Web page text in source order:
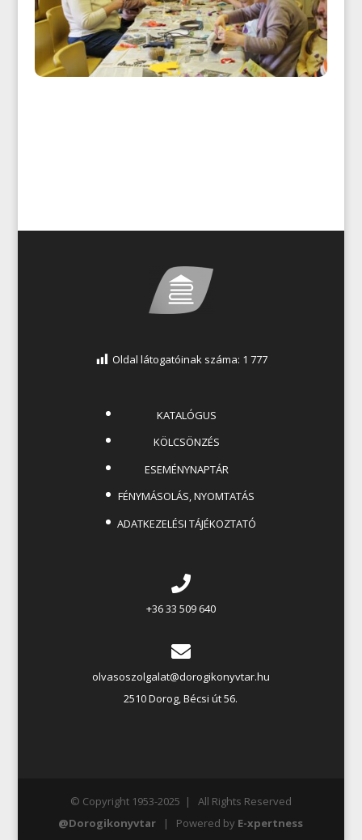
Oldal látogatóinak száma: 1 777
KATALÓGUS
KÖLCSÖNZÉS
ESEMÉNYNAPTÁR
FÉNYMÁSOLÁS, NYOMTATÁS
ADATKEZELÉSI TÁJÉKOZTATÓ
+36 33 509 640
olvasoszolgalat@dorogikonyvtar.hu
2510 Dorog, Bécsi út 56.
© Copyright 1953-2025 | All Rights Reserved
@Dorogikonyvtar | Powered by E-xpertness